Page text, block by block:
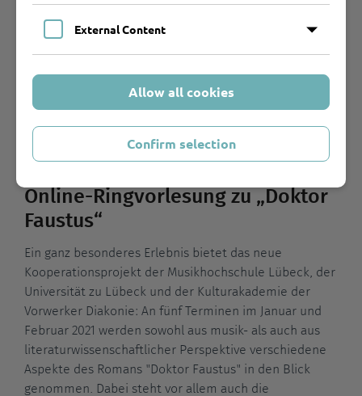
Democracy will win!" des Literaturhauses München
Mehr erfahren
Thomas Mann
Online-Ringvorlesung zu „Doktor
Faustus“
Ein ganz besonderes Erlebnis bietet das neue
Kooperationsprojekt der Musikhochschule Lübeck, der
Universität zu Lübeck und der Kulturakademie der
Vorwerker Diakonie: An fünf Terminen im Januar und
Februar 2021 werden sowohl aus musik- als auch aus
literaturwissenschaftlicher Perspektive verschiedene
Aspekte des Romans "Doktor Faustus" in den Blick
genommen. Dabei steht vor allem auch die
External Content
Allow all cookies
Confirm selection